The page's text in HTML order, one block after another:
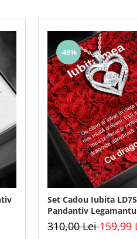
-48%
Set Cadou Iubita
Pandantiv
Argint 925 placat cu
Elegantă și Mesaj
310,00 Lei159,99